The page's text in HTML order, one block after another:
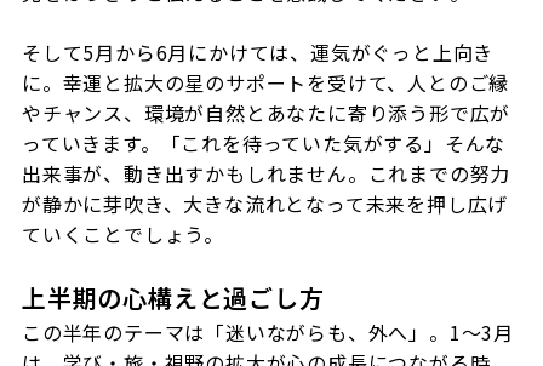
そして5月から6月にかけては、運気がぐっと上向き
に。幸運と拡大の星のサポートを受けて、人とのご縁
やチャンス、環境が自然とあなたに寄り添う形で広が
っていきます。「これを待っていた気がする」そんな
出来事が、動き出すかもしれません。これまでの努力
が静かに芽吹き、大きな流れとなって未来を押し広げ
ていくことでしょう。
上半期の心構えと過ごし方
この半年のテーマは「迷いながらも、外へ」。1〜3月